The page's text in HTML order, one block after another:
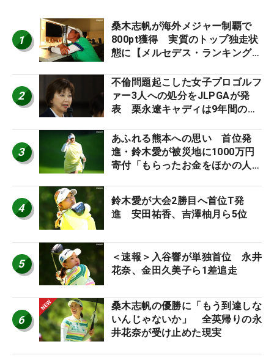
1
桑木志帆が海外メジャー制覇で
800pt獲得 実質のトップ独走状
態に【メルセデス・ランキング番
2
不倫問題起こした女子プロゴルフ
ァー3人への処分をJLPGAが発
表 栗永遼キャディは9年間の立
3
あふれる熊本への思い 首位発
進・鈴木愛が被災地に1000万円
寄付「もらったお金をほかの人
4
鈴木愛が大会2勝目へ首位T発
進 安田祐香、吉澤柚月ら5位
5
＜速報＞入谷響が単独首位 永井
花奈、金田久美子ら1差追走
6
桑木志帆の優勝に「もう到達しな
いんじゃないか」 全英帰りの永
井花奈が受け止めた現実